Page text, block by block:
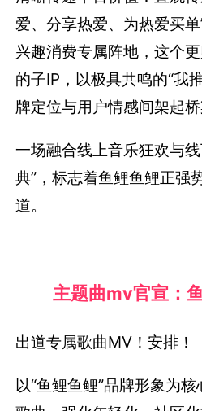
爱、分享热爱、为热爱买
兴趣消费专属阵地，这个
的子IP，以极具共鸣的“我
牌定位与用户情感间架起桥
一场融合线上音乐狂欢与
典”，标志着鱼鲤鱼鲤正强
道。
主题曲mv官宣：
出道专属歌曲MV！安排！
以“鱼鲤鱼鲤”品牌形象为